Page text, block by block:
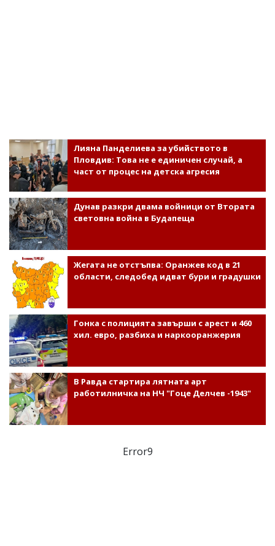
Лияна Панделиева за убийството в
Пловдив: Това не е единичен случай, а
част от процес на детска агресия
Дунав разкри двама войници от Втората
световна война в Будапеща
Жегата не отстъпва: Оранжев код в 21
области, следобед идват бури и градушки
Гонка с полицията завърши с арест и 460
хил. евро, разбиха и наркооранжерия
В Равда стартира лятната арт
работилничка на НЧ "Гоце Делчев -1943"
Error9